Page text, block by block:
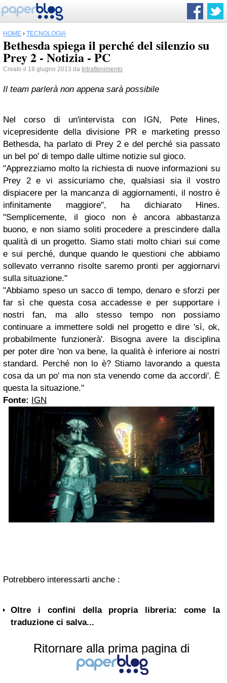
HOME › TECNOLOGIA
Bethesda spiega il perché del silenzio su
Prey 2 - Notizia - PC
Creato il 18 giugno 2013 da Intrattenimento
Il team parlerà non appena sarà possibile
Nel corso di un'intervista con IGN, Pete Hines,
vicepresidente della divisione PR e marketing presso
Bethesda, ha parlato di Prey 2 e del perché sia passato
un bel po' di tempo dalle ultime notizie sul gioco.
"Apprezziamo molto la richiesta di nuove informazioni su
Prey 2 e vi assicuriamo che, qualsiasi sia il vostro
dispiacere per la mancanza di aggiornamenti, il nostro è
infinitamente maggiore", ha dichiarato Hines.
"Semplicemente, il gioco non è ancora abbastanza
buono, e non siamo soliti procedere a prescindere dalla
qualità di un progetto. Siamo stati molto chiari sui come
e sui perché, dunque quando le questioni che abbiamo
sollevato verranno risolte saremo pronti per aggiornarvi
sulla situazione."
"Abbiamo speso un sacco di tempo, denaro e sforzi per
far sì che questa cosa accadesse e per supportare i
nostri fan, ma allo stesso tempo non possiamo
continuare a immettere soldi nel progetto e dire 'sì, ok,
probabilmente funzionerà'. Bisogna avere la disciplina
per poter dire 'non va bene, la qualità è inferiore ai nostri
standard. Perché non lo è? Stiamo lavorando a questa
cosa da un po' ma non sta venendo come da accordi'. È
questa la situazione."
Fonte: IGN
Potrebbero interessarti anche :
Oltre i confini della propria libreria: come la
traduzione ci salva...
Ritornare alla prima pagina di